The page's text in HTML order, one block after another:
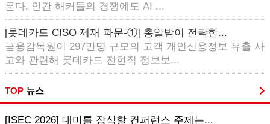
룬다. 인간 해커들의 경쟁에도 AI ...
[롯데카드 CISO 제재 파문-①] 총알받이 전락한...
금융감독원이 297만명 규모의 고객 개인신용정보 유출 사
고와 관련해 롯데카드 전현직 정보보...
TOP 뉴스
[ISEC 2026] 대미를 장식할 컨퍼런스 주제는...